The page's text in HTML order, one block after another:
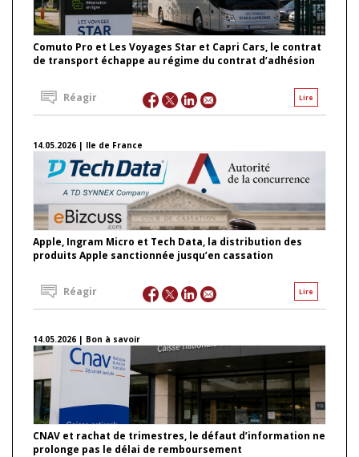
Comuto Pro et Les Voyages Star et Capri Cars, le contrat
de transport échappe au régime du contrat d’adhésion
Lire
Réagir
14.05.2026 | Ile de France
Apple, Ingram Micro et Tech Data, la distribution des
produits Apple sanctionnée jusqu’en cassation
Lire
Réagir
14.05.2026 | Bon à savoir
CNAV et rachat de trimestres, le défaut d’information ne
prolonge pas le délai de remboursement